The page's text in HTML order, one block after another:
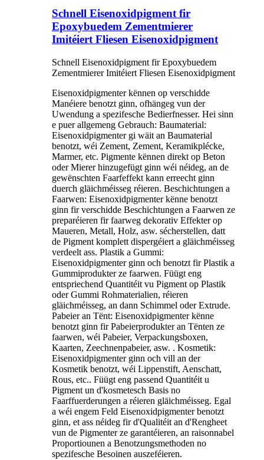
Schnell Eisenoxidpigment fir
Epoxybuedem Zementmierer
Imitéiert Fliesen Eisenoxidpigment
Schnell Eisenoxidpigment fir Epoxybuedem
Zementmierer Imitéiert Fliesen Eisenoxidpigment
Eisenoxidpigmenter kënnen op verschidde
Manéiere benotzt ginn, ofhängeg vun der
Uwendung a spezifesche Bedierfnesser. Hei sinn
e puer allgemeng Gebrauch: Baumaterial:
Eisenoxidpigmenter gi wäit an Baumaterial
benotzt, wéi Zement, Zement, Keramikplécke,
Marmer, etc. Pigmente kënnen direkt op Beton
oder Mierer hinzugefügt ginn wéi néideg, an de
gewënschten Faarfeffekt kann erreecht ginn
duerch gläichméisseg réieren. Beschichtungen a
Faarwen: Eisenoxidpigmenter kënne benotzt
ginn fir verschidde Beschichtungen a Faarwen ze
preparéieren fir faarweg dekorativ Effekter op
Maueren, Metall, Holz, asw. sécherstellen, datt
de Pigment komplett dispergéiert a gläichméisseg
verdeelt ass. Plastik a Gummi:
Eisenoxidpigmenter ginn och benotzt fir Plastik a
Gummiprodukter ze faarwen. Füügt eng
entspriechend Quantitéit vu Pigment op Plastik
oder Gummi Rohmaterialien, réieren
gläichméisseg, an dann Schimmel oder Extrude.
Pabeier an Tënt: Eisenoxidpigmenter kënne
benotzt ginn fir Pabeierprodukter an Tënten ze
faarwen, wéi Pabeier, Verpackungsboxen,
Kaarten, Zeechnenpabeier, asw. . Kosmetik:
Eisenoxidpigmenter ginn och vill an der
Kosmetik benotzt, wéi Lippenstift, Aenschatt,
Rous, etc.. Füügt eng passend Quantitéit u
Pigment un d'kosmetesch Basis no
Faarffuerderungen a réieren gläichméisseg. Egal
a wéi engem Feld Eisenoxidpigmenter benotzt
ginn, et ass néideg fir d'Qualitéit an d'Rengheet
vun de Pigmenter ze garantéieren, an raisonnabel
Proportiounen a Benotzungsmethoden no
spezifesche Besoinen auszeféieren.